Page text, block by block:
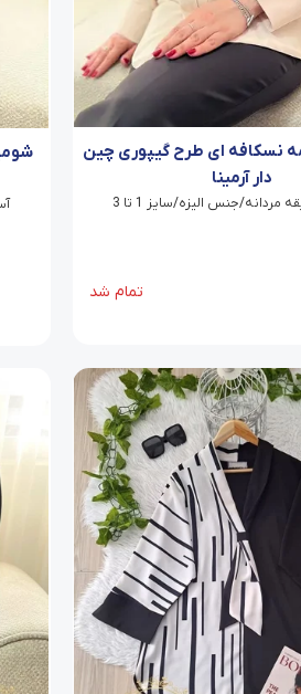
نسکافه ای طرح گیپوری چین
دار آرمینا
مردانه/جنس الیزه/سایز 1 تا 3
تمام شد